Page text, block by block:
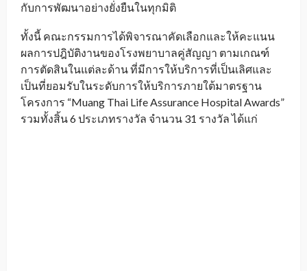
กับการพัฒนาอย่างยั่งยืนในทุกมิติ
ทั้งนี้ คณะกรรมการได้พิจารณาคัดเลือกและให้คะแนน
ผลการปฎิบัติงานของโรงพยาบาลคู่สัญญา ตามเกณฑ์
การตัดสินในแต่ละด้าน ที่มีการให้บริการที่เป็นเลิศและ
เป็นที่ยอมรับในระดับการให้บริการภายใต้มาตรฐาน
โครงการ “Muang Thai Life Assurance Hospital Awards”
รวมทั้งสิ้น 6 ประเภทรางวัล จำนวน 31 รางวัล ได้แก่